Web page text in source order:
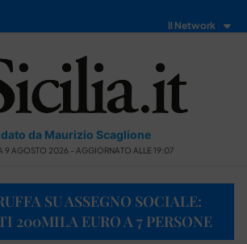
Il Network
da Maurizio Scaglione
9 AGOSTO 2026 - AGGIORNATO ALLE 19:07
SU ASSEGNO SOCIALE:
200MILA EURO A 7 PERSONE